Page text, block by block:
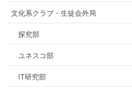
文化系クラブ・生徒会外局
探究部
ユネスコ部
IT研究部